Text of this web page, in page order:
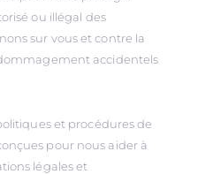
ou illégal des
sur vous et contre la
accidentels
et procédures de
pour nous aider à
légales et